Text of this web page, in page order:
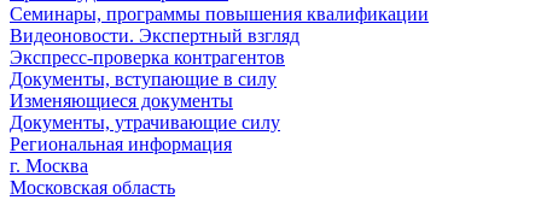
Семинары, программы повышения квалификации
Видеоновости. Экспертный взгляд
Экспресс-проверка контрагентов
Документы, вступающие в силу
Изменяющиеся документы
Документы, утрачивающие силу
Региональная информация
г. Москва
Московская область